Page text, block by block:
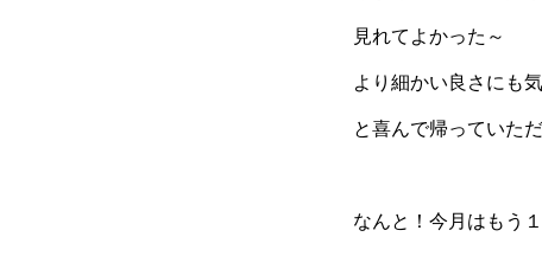
見れてよかった～
より細かい良さにも
と喜んで帰っていた
なんと！今月はもう